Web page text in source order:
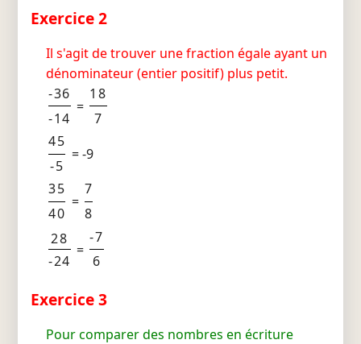
Exercice 2
Il s'agit de trouver une fraction égale ayant un
dénominateur (entier positif) plus petit.
-36
-14
=
18
7
45
-5
= -9
35
40
=
7
8
28
-24
=
-7
6
Exercice 3
Pour comparer des nombres en écriture